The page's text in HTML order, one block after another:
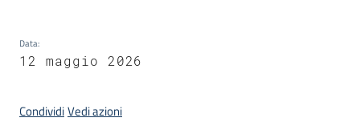
Servizi
Data:
12 maggio 2026
CondividiVedi azioni